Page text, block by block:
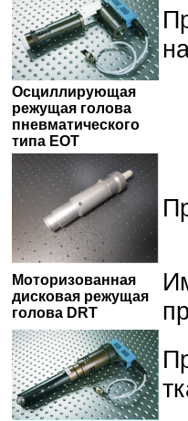
Осциллирующая
режущая голова
пневматического
типа EOT
Моторизованная
дисковая режущая
голова DRT
ВЕСЬ МОДЕЛЬНЫЙ РЯД
RZCRT5-6016EF
RZCUT5-2516E RZCUT5-2516EF
9009-2H RZGIC-6016F-2H